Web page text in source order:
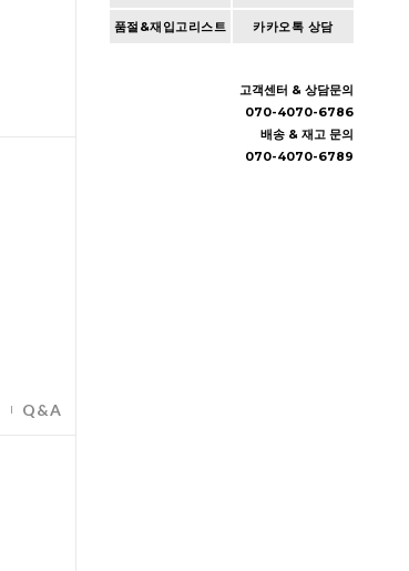
품절&재입고리스트 카카오톡 상담
고객센터 & 상담문의
070-4070-6786
배송 & 재고 문의
070-4070-6789
Cart Wishlist
Q&A